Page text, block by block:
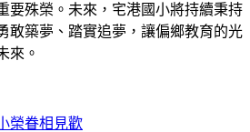
要殊榮。未來，宅港國小將持續秉持
敢築夢、踏實追夢，讓偏鄉教育的光
來。
榮眷相見歡